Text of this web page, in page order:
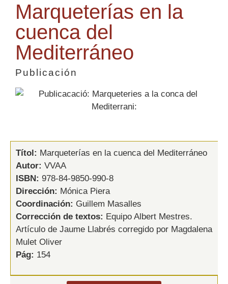
Marqueterías en la
cuenca del
Mediterráneo
Publicación
Títol: Marqueterías en la cuenca del Mediterráneo
Autor: VVAA
ISBN: 978-84-9850-990-8
Dirección: Mónica Piera
Coordinación: Guillem Masalles
Corrección de textos: Equipo Albert Mestres.
Artículo de Jaume Llabrés corregido por Magdalena
Mulet Oliver
Pág: 154